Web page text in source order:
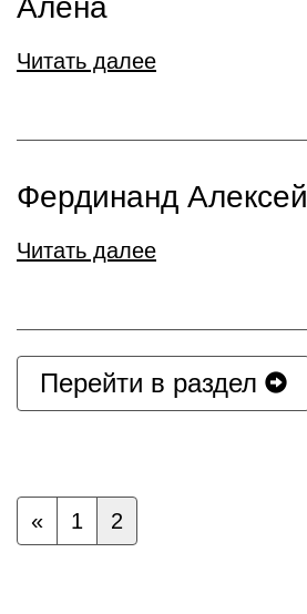
Алена
Читать далее
Фердинанд Алексей
Читать далее
Перейти в раздел
« 1 2